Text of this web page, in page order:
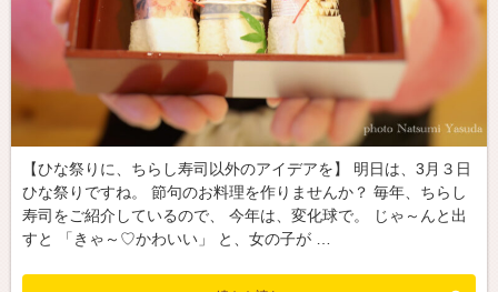
【ひな祭りに、ちらし寿司以外のアイデアを】 明日は、3月３日
ひな祭りですね。 節句のお料理を作りませんか？ 毎年、ちらし
寿司をご紹介しているので、 今年は、変化球で。 じゃ～んと出
すと 「きゃ～♡かわいい」 と、女の子が …